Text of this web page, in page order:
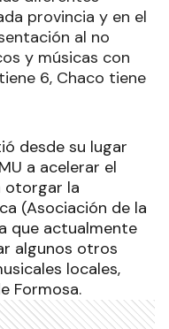
provincia y en el
al no
y músicas con
6, Chaco tiene
desde su lugar
a acelerar el
otorgar la
(Asociación de la
que actualmente
algunos otros
locales,
Formosa.